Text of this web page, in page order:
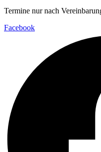
Termine nur nach
Facebook